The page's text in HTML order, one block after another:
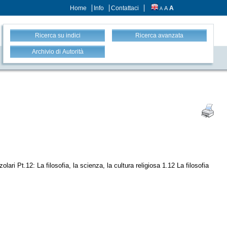
Home Info Contattaci A A A
Ricerca su indici Ricerca avanzata
Archivio di Autorità